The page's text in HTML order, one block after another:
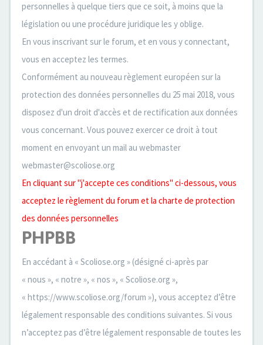
personnelles à quelque tiers que ce soit, à moins que la
législation ou une procédure juridique les y oblige.
En vous inscrivant sur le forum, et en vous y connectant,
vous en acceptez les termes.
Conformément au nouveau règlement européen sur la
protection des données personnelles du 25 mai 2018, vous
disposez d'un droit d'accès et de rectification aux données
vous concernant. Vous pouvez exercer ce droit à tout
moment en envoyant un mail au webmaster
webmaster@scoliose.org
En cliquant sur "j'accepte ces conditions" ci-dessous, vous
acceptez le règlement du forum et la charte de protection
des données personnelles
PHPBB
En accédant à « Scoliose.org » (désigné ci-après par
« nous », « notre », « nos », « Scoliose.org »,
« https://www.scoliose.org/forum »), vous acceptez d’être
légalement responsable des conditions suivantes. Si vous
n’acceptez pas d’être légalement responsable de toutes les